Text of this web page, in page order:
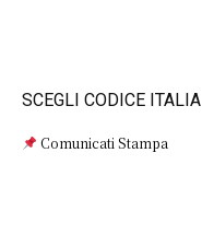
SCEGLI CODICE ITALIA
Comunicati Stampa